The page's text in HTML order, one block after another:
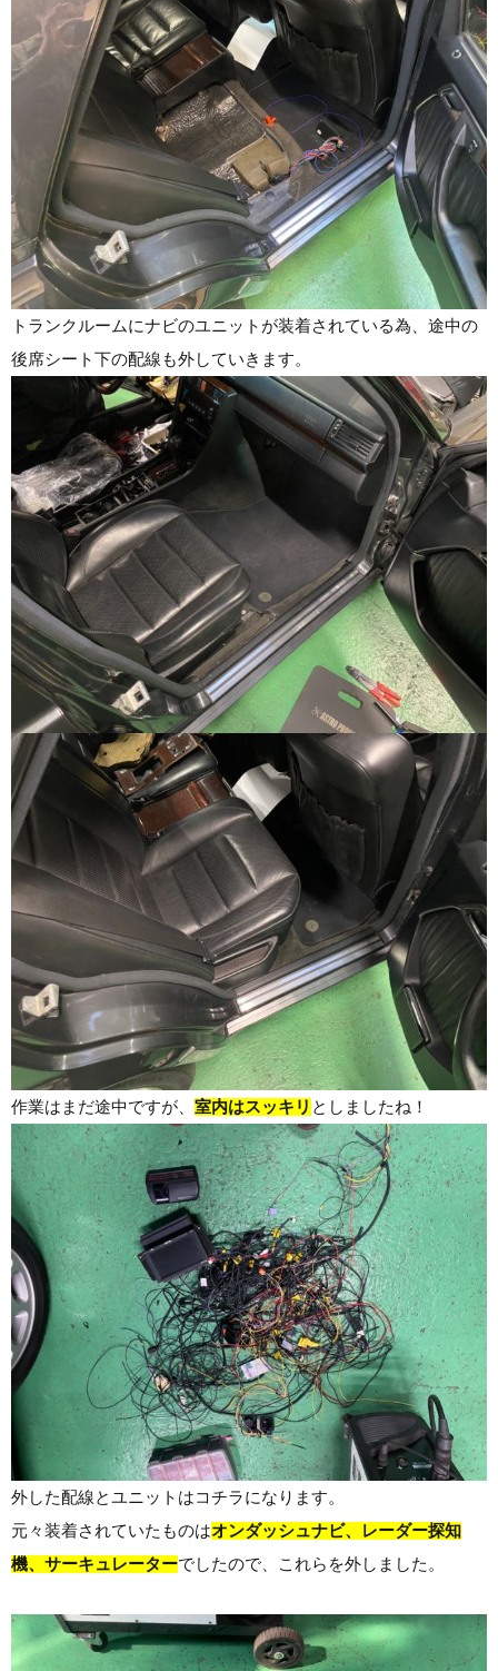
トランクルームにナビのユニットが装着されている為、途中の
後席シート下の配線も外していきます。
作業はまだ途中ですが、 室内はスッキリ としましたね！
外した配線とユニットはコチラになります。
元々装着されていたものはオンダッシュナビ、レーダー探知
機、サーキュレーターでしたので、これらを外しました。